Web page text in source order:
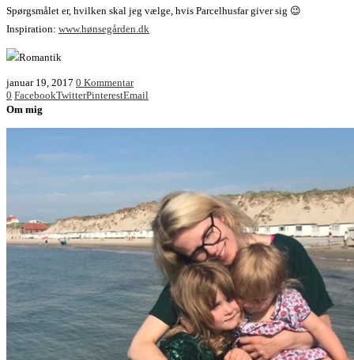
Spørgsmålet er, hvilken skal jeg vælge, hvis Parcelhusfar giver sig 😉
Inspiration: www.hønsegården.dk
januar 19, 2017 0 Kommentar
0 FacebookTwitterPinterestEmail
Om mig